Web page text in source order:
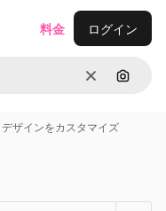
消去 画像で
料金 ログイン
デザインをカスタマイズ